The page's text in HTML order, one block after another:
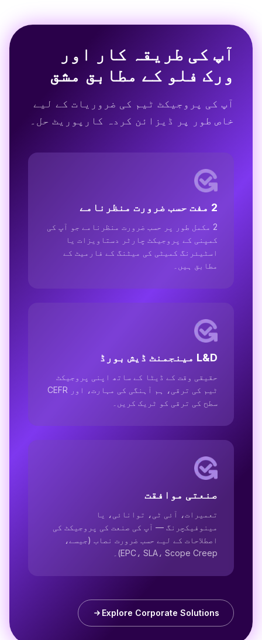
آپ کی طریقہ کار اور
ورک فلو کے مطابق مشق
آپ کی پروجیکٹ ٹیم کی ضروریات کے لیے
خاص طور پر ڈیزائن کردہ کارپوریٹ حل۔
2 مفت حسب ضرورت منظرنامے
2 مکمل طور پر حسب ضرورت منظرنامے جو آپ کی
کمپنی کے پروجیکٹ چارٹر دستاویزات یا
اسٹیئرنگ کمیٹی کی میٹنگ کے فارمیٹ کے
مطابق ہیں۔
L&D مینجمنٹ ڈیش بورڈ
حقیقی وقت کے ڈیٹا کے ساتھ اپنی پروجیکٹ
ٹیم کی ترقی، ہم آہنگی کی مہارت، اور CEFR
سطح کی ترقی کو ٹریک کریں۔
صنعتی موافقت
تعمیرات، آئی ٹی، توانائی، یا
مینوفیکچرنگ — آپ کی صنعت کی پروجیکٹ کی
اصطلاحات کے لیے حسب ضرورت نصاب (جیسے،
EPC، SLA، Scope Creep)۔
Explore Corporate Solutions